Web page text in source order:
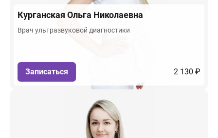
Курганская Ольга Николаевна
Врач ультразвуковой диагностики
Записаться 2 130 ₽